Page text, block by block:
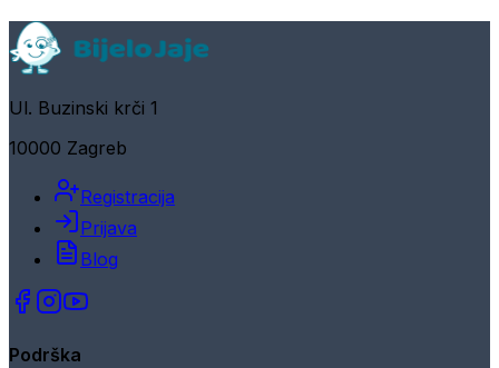
Ul. Buzinski krči 1
10000 Zagreb
Registracija
Prijava
Blog
Podrška